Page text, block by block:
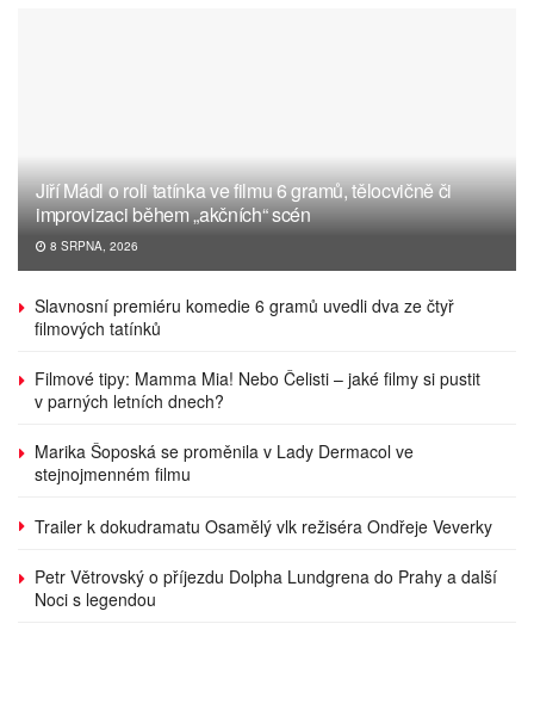
Jiří Mádl o roli tatínka ve filmu 6 gramů, tělocvičně či
improvizaci během „akčních“ scén
8 SRPNA, 2026
Slavnosní premiéru komedie 6 gramů uvedli dva ze čtyř
filmových tatínků
Filmové tipy: Mamma Mia! Nebo Čelisti – jaké filmy si pustit
v parných letních dnech?
Marika Šoposká se proměnila v Lady Dermacol ve
stejnojmenném filmu
Trailer k dokudramatu Osamělý vlk režiséra Ondřeje Veverky
Petr Větrovský o příjezdu Dolpha Lundgrena do Prahy a další
Noci s legendou